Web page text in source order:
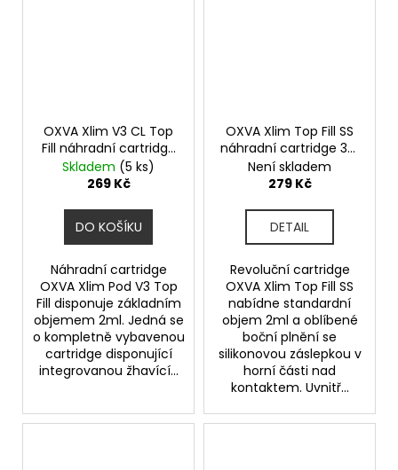
OXVA Xlim V3 CL Top
Fill náhradní cartridge
3ks odpor 0,4ohm
Skladem (5 ks)
269 Kč
DO KOŠÍKU
Náhradní cartridge
OXVA Xlim Pod V3 Top
Fill disponuje základním
objemem 2ml. Jedná se
o kompletně vybavenou
cartridge disponující
integrovanou žhavící...
OXVA Xlim Top Fill SS
náhradní cartridge 3ks
odpor 0,6ohm
Není skladem
279 Kč
DETAIL
Revoluční cartridge
OXVA Xlim Top Fill SS
nabídne standardní
objem 2ml a oblíbené
boční plnění se
silikonovou záslepkou v
horní části nad
kontaktem. Uvnitř...